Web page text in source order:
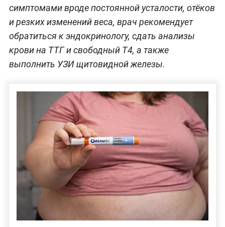
симптомами вроде постоянной усталости, отёков
и резких изменений веса, врач рекомендует
обратиться к эндокринологу, сдать анализы
крови на ТТГ и свободный Т4, а также
выполнить УЗИ щитовидной железы.